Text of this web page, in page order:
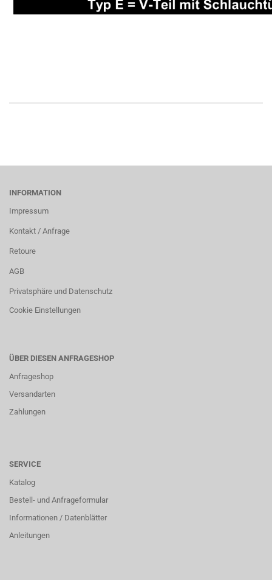
INFORMATION
Impressum
Kontakt / Anfrage
Retoure
AGB
Privatsphäre und Datenschutz
Cookie Einstellungen
ÜBER DIESEN ANFRAGESHOP
Anfrageshop
Versandarten
Zahlungen
SERVICE
Katalog
Bestell- und Anfrageformular
Informationen / Datenblätter
Anleitungen